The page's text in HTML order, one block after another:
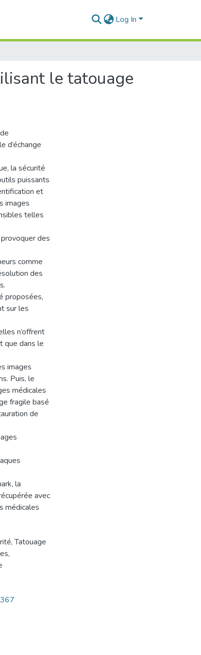
Log In
le tatouage
d’échange
la sécurité
puissants
et
images
telles
des
comme
des
proposées,
sur les
n’offrent
que dans le
images
Puis, le
médicales
fragile basé
de
la
avec
médicales
Tatouage